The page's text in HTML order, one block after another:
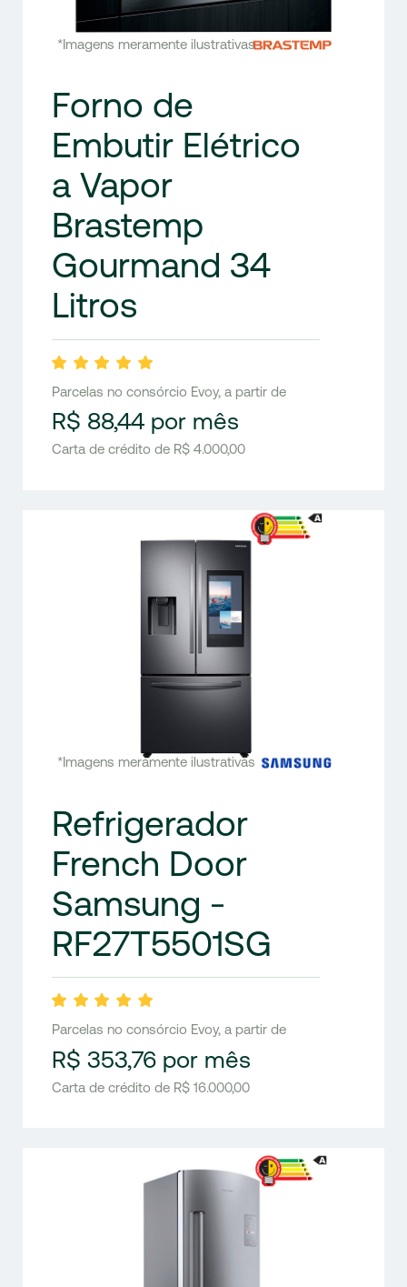
*Imagens meramente ilustrativas
Forno de
Embutir Elétrico
a Vapor
Brastemp
Gourmand 34
Litros
Parcelas no consórcio Evoy, a partir de
R$ 88,44 por mês
Carta de crédito de R$ 4.000,00
*Imagens meramente ilustrativas
Refrigerador
French Door
Samsung -
RF27T5501SG
Parcelas no consórcio Evoy, a partir de
R$ 353,76 por mês
Carta de crédito de R$ 16.000,00